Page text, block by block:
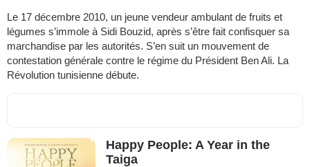
Le 17 décembre 2010, un jeune vendeur ambulant de fruits et
légumes s’immole à Sidi Bouzid, après s’être fait confisquer sa
marchandise par les autorités. S’en suit un mouvement de
contestation générale contre le régime du Président Ben Ali. La
Révolution tunisienne débute.
Happy People: A Year in the
Taiga